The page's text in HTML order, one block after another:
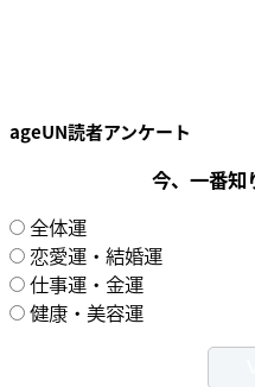
ageUN読者アンケート
今、一番知
全体運
恋愛運・結婚運
仕事運・金運
健康・美容運